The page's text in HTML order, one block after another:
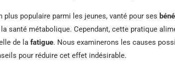
plus populaire parmi les jeunes, vanté pour ses
santé métabolique. Cependant, cette pratique
de la fatigue. Nous examinerons les causes
pour réduire cet effet indésirable.